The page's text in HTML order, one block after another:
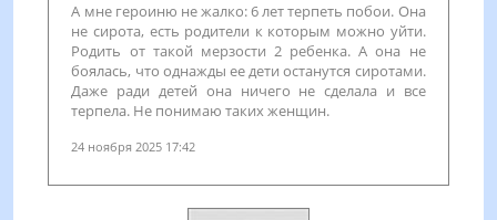
А мне героиню не жалко: 6 лет терпеть побои. Она
не сирота, есть родители к которым можно уйти.
Родить от такой мерзости 2 ребенка. А она не
боялась, что однажды ее дети останутся сиротами.
Даже ради детей она ничего не сделала и все
терпела. Не понимаю таких женщин.
24 ноября 2025 17:42